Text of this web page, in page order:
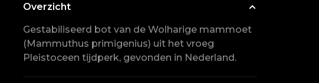
Overzicht
Gestabiliseerd bot van de Wolharige mammoet
(Mammuthus primigenius) uit het vroeg
Pleistoceen tijdperk, gevonden in Nederland.